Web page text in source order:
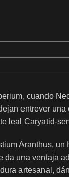
cuando
entrever
leal Caryatid-
Aranthus,
una ventaja
artesanal,